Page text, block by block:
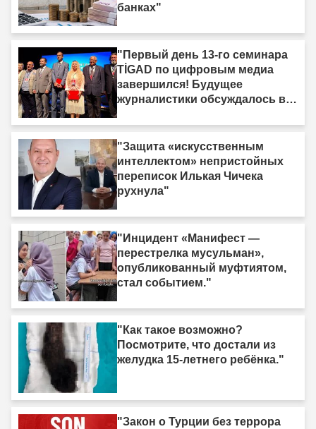
банках"
"Первый день 13-го семинара
TİGAD по цифровым медиа
завершился! Будущее
журналистики обсуждалось в
"Защита «искусственным
интеллектом» непристойных
переписок Илькая Чичека
рухнула"
"Инцидент «Манифест —
перестрелка мусульман»,
опубликованный муфтиятом,
стал событием."
"Как такое возможно?
Посмотрите, что достали из
желудка 15-летнего ребёнка."
"Закон о Турции без террора